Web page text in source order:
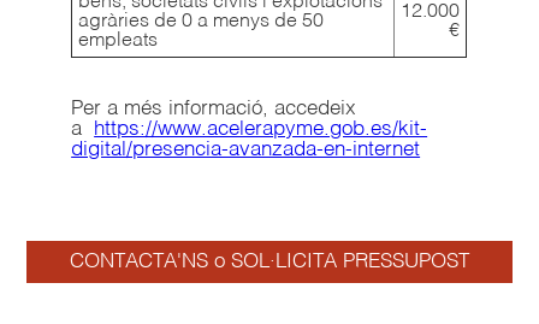
agràries de 0 a menys de 50
empleats
12.000
€
Per a més informació, accedeix
a
https://www.acelerapyme.gob.es/kit-
digital/presencia-avanzada-en-internet
CONTACTA'NS o SOL·LICITA PRESSUPOST